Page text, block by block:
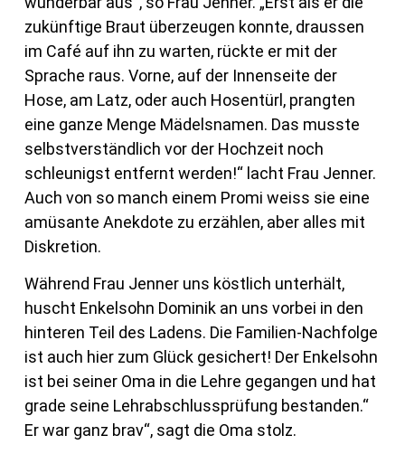
zukünftige Braut überzeugen konnte, draussen
im Café auf ihn zu warten, rückte er mit der
Sprache raus. Vorne, auf der Innenseite der
Hose, am Latz, oder auch Hosentürl, prangten
eine ganze Menge Mädelsnamen. Das musste
selbstverständlich vor der Hochzeit noch
schleunigst entfernt werden!“ lacht Frau Jenner.
Auch von so manch einem Promi weiss sie eine
amüsante Anekdote zu erzählen, aber alles mit
Diskretion.
Während Frau Jenner uns köstlich unterhält,
huscht Enkelsohn Dominik an uns vorbei in den
hinteren Teil des Ladens. Die Familien-Nachfolge
ist auch hier zum Glück gesichert! Der Enkelsohn
ist bei seiner Oma in die Lehre gegangen und hat
grade seine Lehrabschlussprüfung bestanden.“
Er war ganz brav“, sagt die Oma stolz.